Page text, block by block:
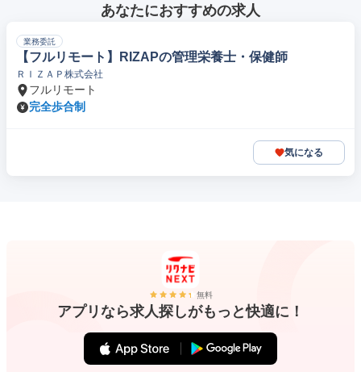
あなたにおすすめの求人
業務委託
【フルリモート】RIZAPの管理栄養士・保健師
ＲＩＺＡＰ株式会社
フルリモート
完全歩合制
気になる
無料
アプリなら求人探しがもっと快適に！